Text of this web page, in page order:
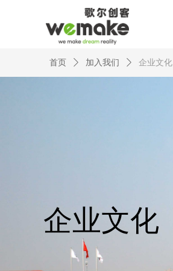
企业文化
首页 ꄲ 加入我们 ꄲ 企业文化